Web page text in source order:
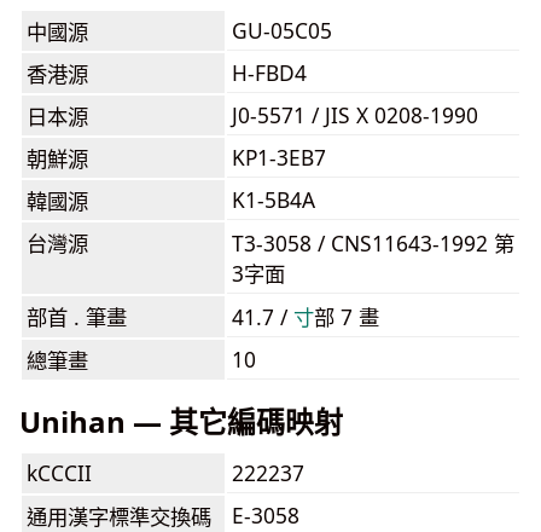
中國源
GU-05C05
香港源
H-FBD4
日本源
J0-5571 / JIS X 0208-1990
朝鮮源
KP1-3EB7
韓國源
K1-5B4A
台灣源
T3-3058 / CNS11643-1992 第
3字面
部首 . 筆畫
41.7 /⼨部 7 畫
總筆畫
10
Unihan — 其它編碼映射
kCCCII
222237
通用漢字標準交換碼
E-3058